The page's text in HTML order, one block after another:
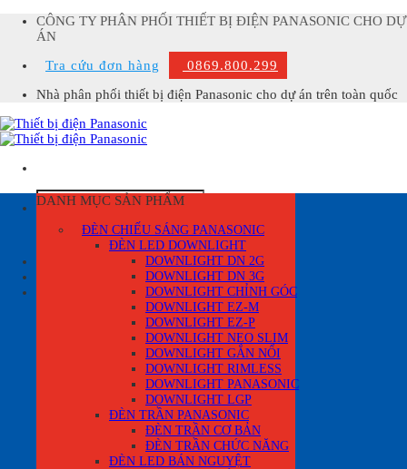
Skip
CÔNG TY PHÂN PHỐI THIẾT BỊ ĐIỆN PANASONIC CHO DỰ
ÁN
Tra cứu đơn hàng
0869.800.299
Nhà phân phối thiết bị điện Panasonic cho dự án trên toàn quốc
Tìm
Chưa có sản phẩm trong giỏ hàng.
Quay trở lại cửa hàng
DANH MỤC SẢN PHẨM
ĐÈN CHIẾU SÁNG PANASONIC
ĐÈN LED DOWNLIGHT
DOWNLIGHT DN 2G
DOWNLIGHT DN 3G
DOWNLIGHT CHỈNH GÓC
DOWNLIGHT EZ-M
DOWNLIGHT EZ-P
DOWNLIGHT NEO SLIM
DOWNLIGHT GẮN NỔI
DOWNLIGHT RIMLESS
DOWNLIGHT PANASONIC
DOWNLIGHT LGP
ĐÈN TRẦN PANASONIC
ĐÈN TRẦN CƠ BẢN
ĐÈN TRẦN CHỨC NĂNG
ĐÈN LED BÁN NGUYỆT